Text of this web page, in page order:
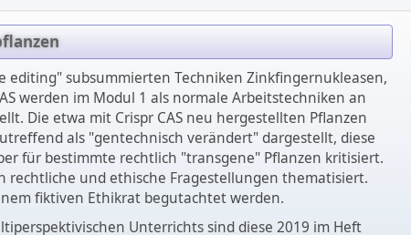
editing" subsummierten Techniken Zinkfingernukleasen,
werden im Modul 1 als normale Arbeitstechniken an
Die etwa mit Crispr CAS neu hergestellten Pflanzen
als "gentechnisch verändert" dargestellt, diese
für bestimmte rechtlich "transgene" Pflanzen kritisiert.
rechtliche und ethische Fragestellungen thematisiert.
fiktiven Ethikrat begutachtet werden.
Unterrichts sind diese 2019 im Heft